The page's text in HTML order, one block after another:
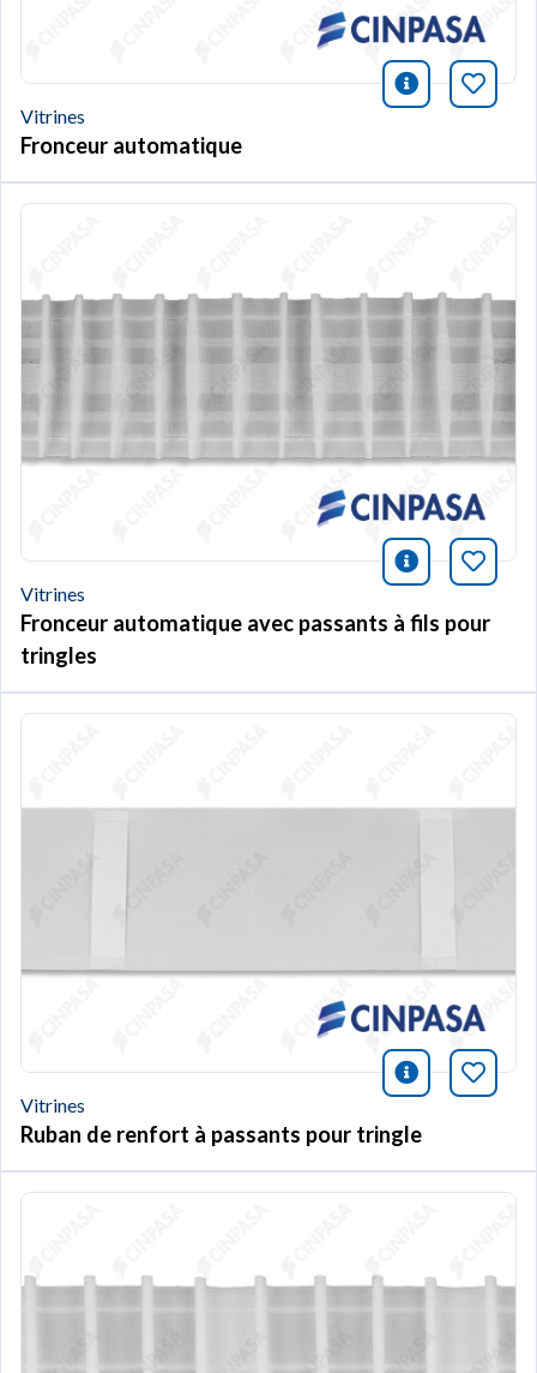
icono
Vitrines
Fronceur automatique
icono
Vitrines
Fronceur automatique avec passants à fils pour
tringles
icono
Vitrines
Ruban de renfort à passants pour tringle